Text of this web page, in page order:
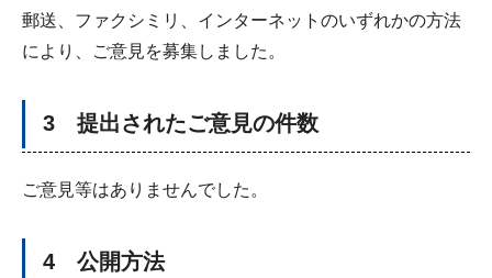
郵送、ファクシミリ、インターネットのいずれかの方法
により、ご意見を募集しました。
3 提出されたご意見の件数
ご意見等はありませんでした。
4 公開方法